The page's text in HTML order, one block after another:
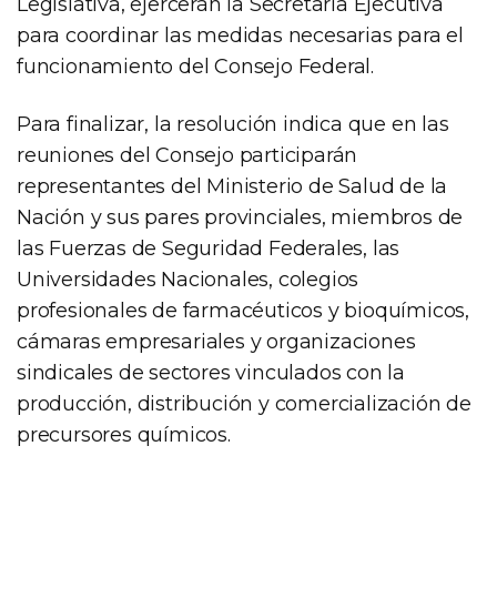
Legislativa, ejercerán la Secretaría Ejecutiva
para coordinar las medidas necesarias para el
funcionamiento del Consejo Federal.
Para finalizar, la resolución indica que en las
reuniones del Consejo participarán
representantes del Ministerio de Salud de la
Nación y sus pares provinciales, miembros de
las Fuerzas de Seguridad Federales, las
Universidades Nacionales, colegios
profesionales de farmacéuticos y bioquímicos,
cámaras empresariales y organizaciones
sindicales de sectores vinculados con la
producción, distribución y comercialización de
precursores químicos.